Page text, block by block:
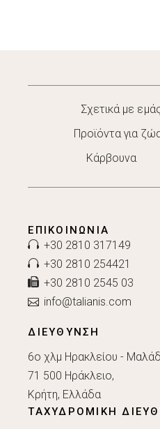
Σχετικά με
Προϊόντα για
Κάρβουνα
ΕΠΙΚΟΙΝΩΝΊΑ
+30 2810 317149
+30 2810 254421
+30 2810 2545 03
info@talianis.com
ΔΙΕΥΘΥΝΣΗ
6ο χλμ Ηρακλείου -
71 500 Ηράκλειο,
Κρήτη, Ελλάδα
ΤΑΧΥΔΡΟΜΙΚΗ